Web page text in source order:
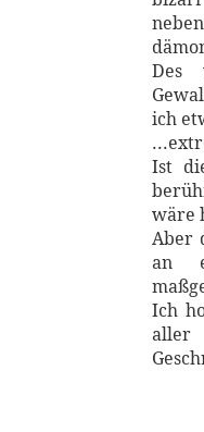
Des
ich
Ist
wäre
Aber
an
Ich
aller